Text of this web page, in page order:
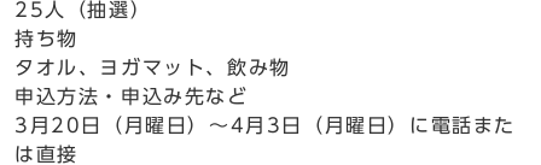
25人（抽選）
持ち物
タオル、ヨガマット、飲み物
申込方法・申込み先など
3月20日（月曜日）～4月3日（月曜日）に電話また
は直接